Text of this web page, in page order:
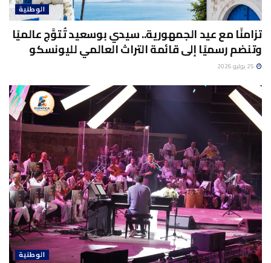
الوطنية
تزامنًا مع عيد الجمهورية.. سيدي بوسعيد تُتوَّج عالميًا
وتنضم رسميًا إلى قائمة التراث العالمي لليونسكو
الوطنية